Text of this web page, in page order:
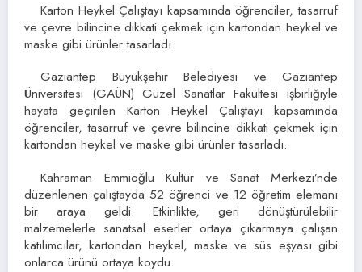
Karton Heykel Çalıştayı kapsamında öğrenciler, tasarruf
ve çevre bilincine dikkati çekmek için kartondan heykel ve
maske gibi ürünler tasarladı.
Gaziantep Büyükşehir Belediyesi ve Gaziantep
Üniversitesi (GAÜN) Güzel Sanatlar Fakültesi işbirliğiyle
hayata geçirilen Karton Heykel Çalıştayı kapsamında
öğrenciler, tasarruf ve çevre bilincine dikkati çekmek için
kartondan heykel ve maske gibi ürünler tasarladı.
Kahraman Emmioğlu Kültür ve Sanat Merkezi’nde
düzenlenen çalıştayda 52 öğrenci ve 12 öğretim elemanı
bir araya geldi. Etkinlikte, geri dönüştürülebilir
malzemelerle sanatsal eserler ortaya çıkarmaya çalışan
katılımcılar, kartondan heykel, maske ve süs eşyası gibi
onlarca ürünü ortaya koydu.